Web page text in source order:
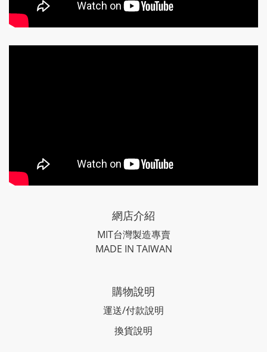
網店介紹
MIT台灣製造專賣
MADE IN TAIWAN
購物說明
運送/付款說明
換貨說明